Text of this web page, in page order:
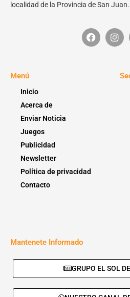
localidad de la Provincia de San Juan.
Menú
Inicio
Acerca de
Enviar Noticia
Juegos
Publicidad
Newsletter
Política de privacidad
Contacto
Mantenete Informado
GRUPO EL SOL